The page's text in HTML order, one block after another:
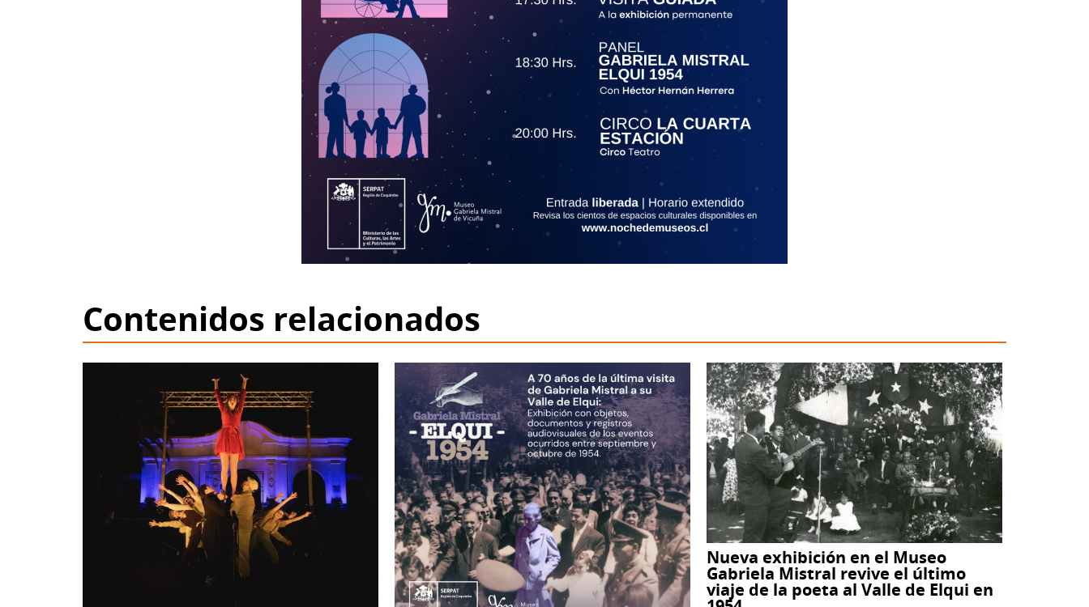
Contenidos relacionados
Nueva exhibición en el Museo
Gabriela Mistral revive el último
viaje de la poeta al Valle de Elqui en